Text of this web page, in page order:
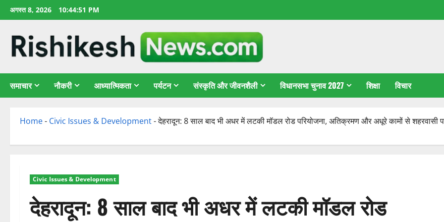
छोड़कर
सामग्री
अगस्त 8, 2026 10:44:53 PM
समाचार नौकरी आध्यात्मिकता पर्यटन संस्कृति और जीवनशैली विधानसभा चुनाव 2027 शिक्षा विचार
Home- Civic Issues & Development-देहरादून: 8 साल बाद भी अधर में लटकी मॉडल रोड परियोजना, अतिक्रमण और अधूरे कामों से शहरवासी
Civic Issues & Development
देहरादून: 8 साल बाद भी अधर में लटकी मॉडल रोड